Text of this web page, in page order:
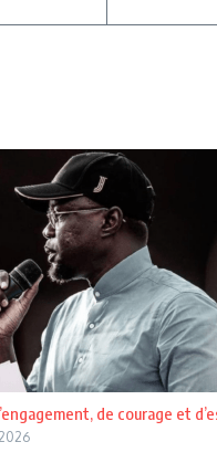
de courage et